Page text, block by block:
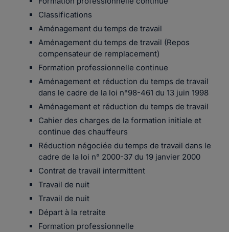
Classifications
Aménagement du temps de travail
Aménagement du temps de travail (Repos
compensateur de remplacement)
Formation professionnelle continue
Aménagement et réduction du temps de travail
dans le cadre de la loi n°98-461 du 13 juin 1998
Aménagement et réduction du temps de travail
Cahier des charges de la formation initiale et
continue des chauffeurs
Réduction négociée du temps de travail dans le
cadre de la loi n° 2000-37 du 19 janvier 2000
Contrat de travail intermittent
Travail de nuit
Travail de nuit
Départ à la retraite
Formation professionnelle